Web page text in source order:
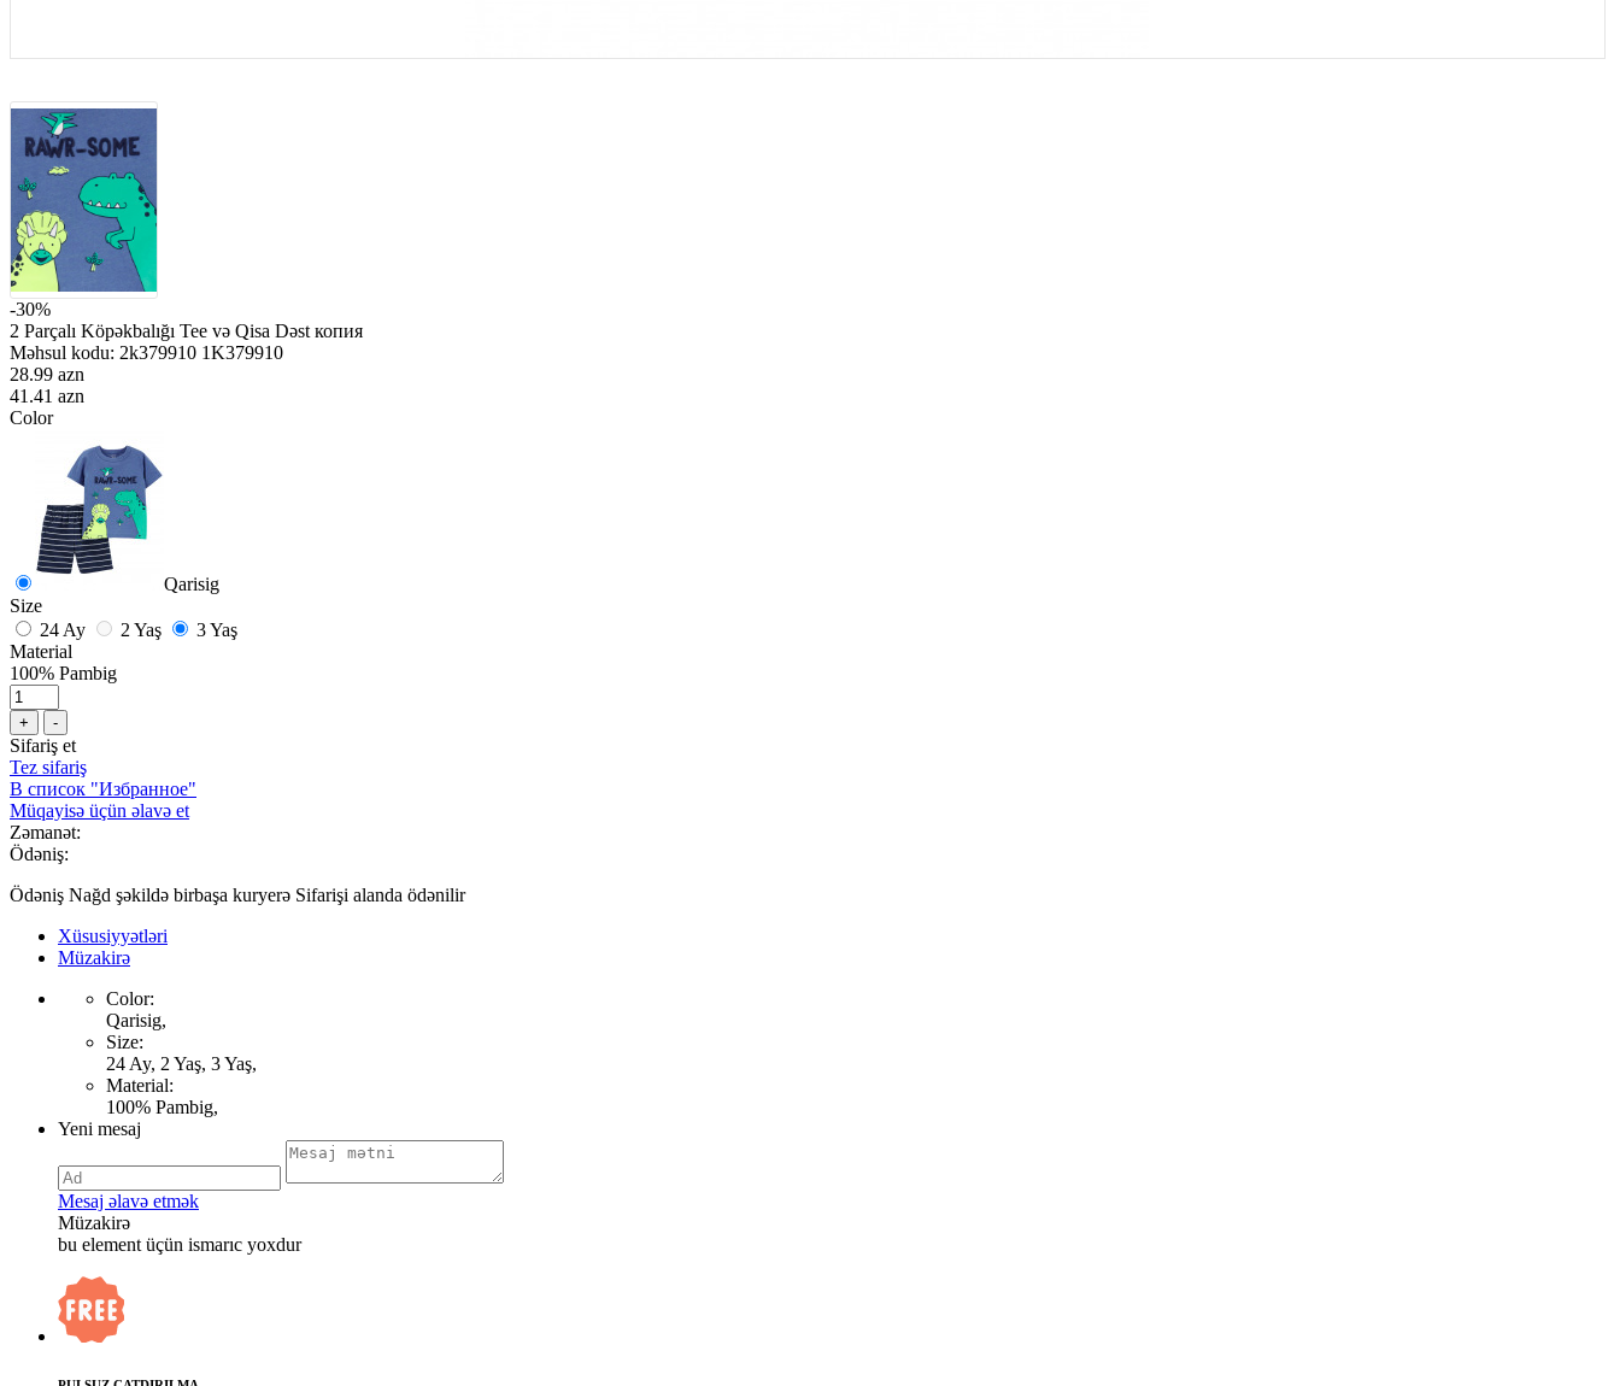
-30%
2 Parçalı Köpəkbalığı Tee və Qisa Dəst копия
Məhsul kodu: 2k379910 1K379910
28.99 azn
41.41 azn
Color
Qarisig
Size
24 Ay
2 Yaş
3 Yaş
Material
100% Pambig
+ -
Sifariş et
Tez sifariş
В список "Избранное"
Müqayisə üçün əlavə et
Zəmanət:
Ödəniş:
Ödəniş Nağd şəkildə birbaşa kuryerə Sifarişi alanda ödənilir
Xüsusiyyətləri
Müzakirə
Color:
Qarisig,
Size:
24 Ay, 2 Yaş, 3 Yaş,
Material:
100% Pambig,
Yeni mesaj
Mesaj əlavə etmək
Müzakirə
bu element üçün ismarıc yoxdur